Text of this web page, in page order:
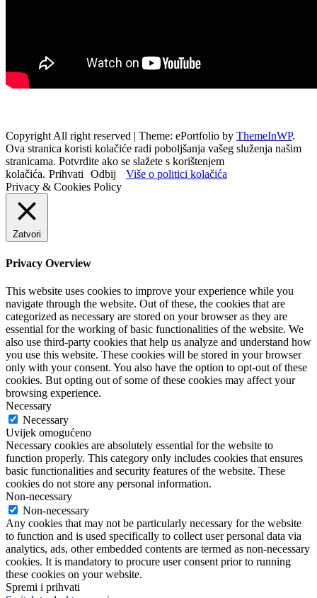
Copyright All right reserved | Theme: ePortfolio by ThemeInWP.
Ova stranica koristi kolačiće radi poboljšanja vašeg služenja našim
stranicama. Potvrdite ako se slažete s korištenjem
kolačića. Prihvati Odbij
Više o politici kolačića
Privacy & Cookies Policy
Zatvori
Privacy Overview
This website uses cookies to improve your experience while you
navigate through the website. Out of these, the cookies that are
categorized as necessary are stored on your browser as they are
essential for the working of basic functionalities of the website. We
also use third-party cookies that help us analyze and understand how
you use this website. These cookies will be stored in your browser
only with your consent. You also have the option to opt-out of these
cookies. But opting out of some of these cookies may affect your
browsing experience.
Necessary
Necessary
Uvijek omogućeno
Necessary cookies are absolutely essential for the website to
function properly. This category only includes cookies that ensures
basic functionalities and security features of the website. These
cookies do not store any personal information.
Non-necessary
Non-necessary
Any cookies that may not be particularly necessary for the website
to function and is used specifically to collect user personal data via
analytics, ads, other embedded contents are termed as non-necessary
cookies. It is mandatory to procure user consent prior to running
these cookies on your website.
Spremi i prihvati